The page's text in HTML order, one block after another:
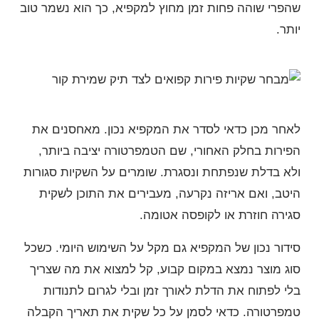
שהפרי שוהה פחות זמן מחוץ למקפיא, כך הוא נשמר טוב
יותר.
לאחר מכן כדאי לסדר את המקפיא נכון. מאחסנים את
הפירות בחלק האחורי, שם הטמפרטורה יציבה ביותר,
ולא בדלת שנפתחת ונסגרת. שומרים על השקיות סגורות
היטב, ואם אריזה נקרעה, מעבירים את התוכן לשקית
סגירה חוזרת או לקופסה אטומה.
סידור נכון של המקפיא גם מקל על השימוש היומי. כשכל
סוג מוצר נמצא במקום קבוע, קל למצוא את מה שצריך
בלי לפתוח את הדלת לאורך זמן ובלי לגרום לתנודות
טמפרטורה. כדאי לסמן על כל שקית את תאריך הקבלה